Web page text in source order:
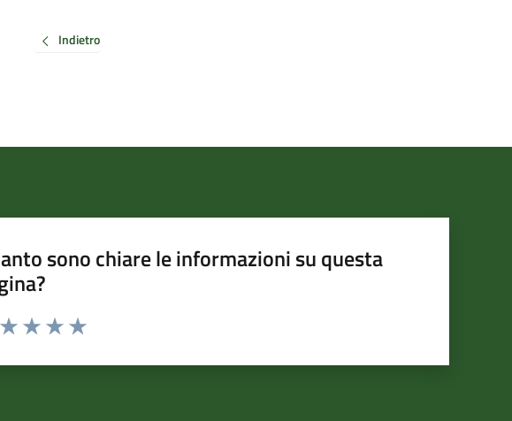
Indietro
sono chiare le informazioni su questa
da 1 a 5 stelle la pagina